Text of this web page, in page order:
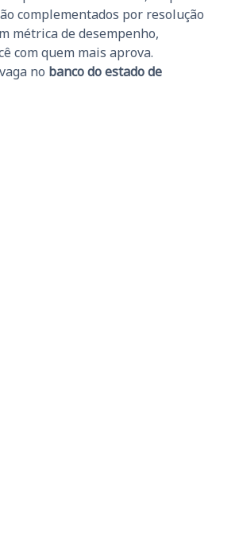
complementados por resolução
métrica de desempenho,
com quem mais aprova.
no banco do estado de